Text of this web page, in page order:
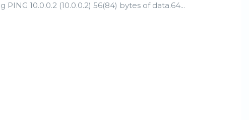
PING 10.0.0.2 (10.0.0.2) 56(84) bytes of data.64...